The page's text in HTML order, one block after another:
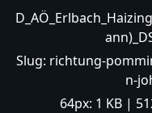
Slug: richtung-
n-
64px: 1 KB|